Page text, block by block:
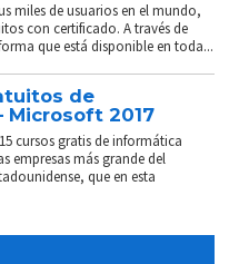
miles de usuarios en el mundo,
con certificado. A través de
que está disponible en toda...
de
Microsoft 2017
cursos gratis de informática
empresas más grande del
que en esta